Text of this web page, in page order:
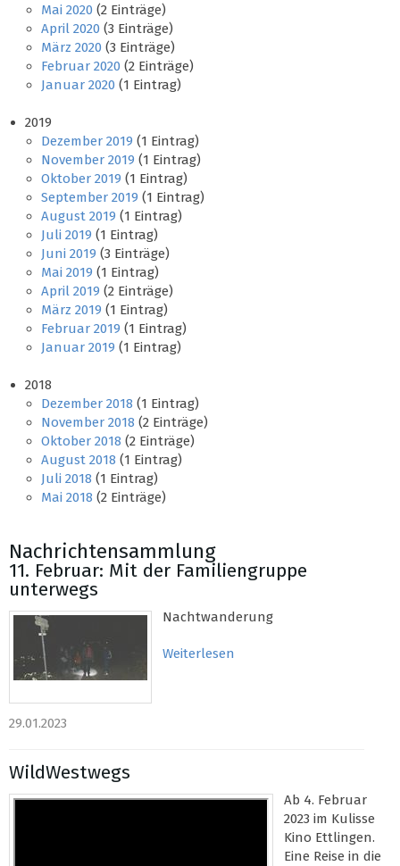
Mai 2020 (2 Einträge)
April 2020 (3 Einträge)
März 2020 (3 Einträge)
Februar 2020 (2 Einträge)
Januar 2020 (1 Eintrag)
2019
Dezember 2019 (1 Eintrag)
November 2019 (1 Eintrag)
Oktober 2019 (1 Eintrag)
September 2019 (1 Eintrag)
August 2019 (1 Eintrag)
Juli 2019 (1 Eintrag)
Juni 2019 (3 Einträge)
Mai 2019 (1 Eintrag)
April 2019 (2 Einträge)
März 2019 (1 Eintrag)
Februar 2019 (1 Eintrag)
Januar 2019 (1 Eintrag)
2018
Dezember 2018 (1 Eintrag)
November 2018 (2 Einträge)
Oktober 2018 (2 Einträge)
August 2018 (1 Eintrag)
Juli 2018 (1 Eintrag)
Mai 2018 (2 Einträge)
Nachrichtensammlung
11. Februar: Mit der Familiengruppe
unterwegs
Nachtwanderung
Weiterlesen
29.01.2023
WildWestwegs
Ab 4. Februar
2023 im Kulisse
Kino Ettlingen.
Eine Reise in die